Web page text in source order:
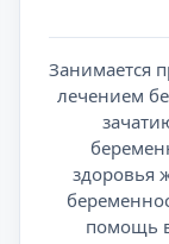
Занимается
лечением
здоровья
помощь